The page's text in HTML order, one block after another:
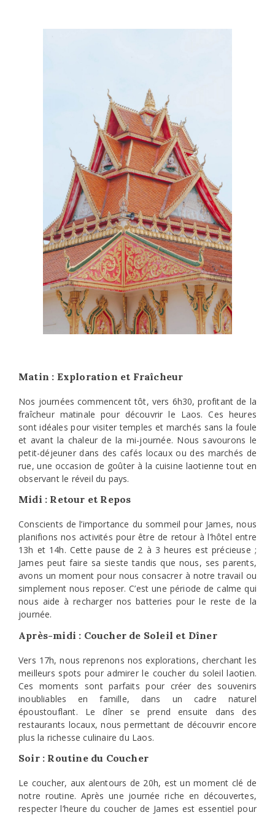
Matin : Exploration et Fraîcheur
Nos journées commencent tôt, vers 6h30, profitant de la
fraîcheur matinale pour découvrir le Laos. Ces heures
sont idéales pour visiter temples et marchés sans la foule
et avant la chaleur de la mi-journée. Nous savourons le
petit-déjeuner dans des cafés locaux ou des marchés de
rue, une occasion de goûter à la cuisine laotienne tout en
observant le réveil du pays.
Midi : Retour et Repos
Conscients de l’importance du sommeil pour James, nous
planifions nos activités pour être de retour à l’hôtel entre
13h et 14h. Cette pause de 2 à 3 heures est précieuse ;
James peut faire sa sieste tandis que nous, ses parents,
avons un moment pour nous consacrer à notre travail ou
simplement nous reposer. C’est une période de calme qui
nous aide à recharger nos batteries pour le reste de la
journée.
Après-midi : Coucher de Soleil et Dîner
Vers 17h, nous reprenons nos explorations, cherchant les
meilleurs spots pour admirer le coucher du soleil laotien.
Ces moments sont parfaits pour créer des souvenirs
inoubliables en famille, dans un cadre naturel
époustouflant. Le dîner se prend ensuite dans des
restaurants locaux, nous permettant de découvrir encore
plus la richesse culinaire du Laos.
Soir : Routine du Coucher
Le coucher, aux alentours de 20h, est un moment clé de
notre routine. Après une journée riche en découvertes,
respecter l’heure du coucher de James est essentiel pour